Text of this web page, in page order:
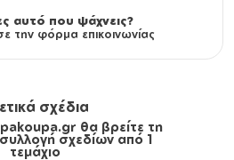
αυτό που ψάχνεις?
την φόρμα επικοινωνίας
σχέδια
θα βρείτε τη
σχεδίων από 1
τεμάχιο